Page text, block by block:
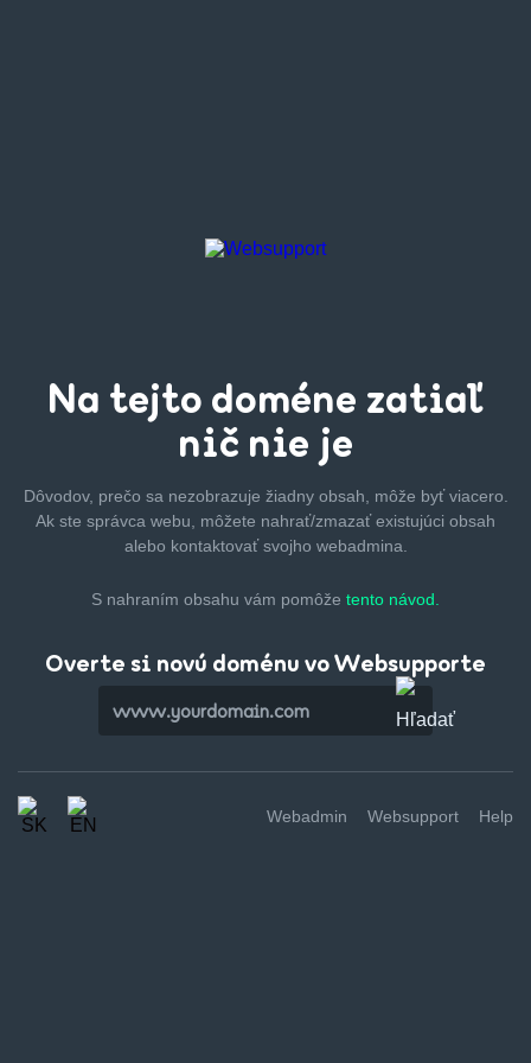
Na tejto doméne zatiaľ
nič nie je
Dôvodov, prečo sa nezobrazuje žiadny obsah, môže byťviacero.
Ak ste správca webu, môžete nahrať/zmazaťexistujúci obsah
alebo kontaktovať svojho webadmina.
S nahraním obsahu vám pomôže tento návod.
Overte si novú doménu vo Websupporte
Webadmin Websupport Help